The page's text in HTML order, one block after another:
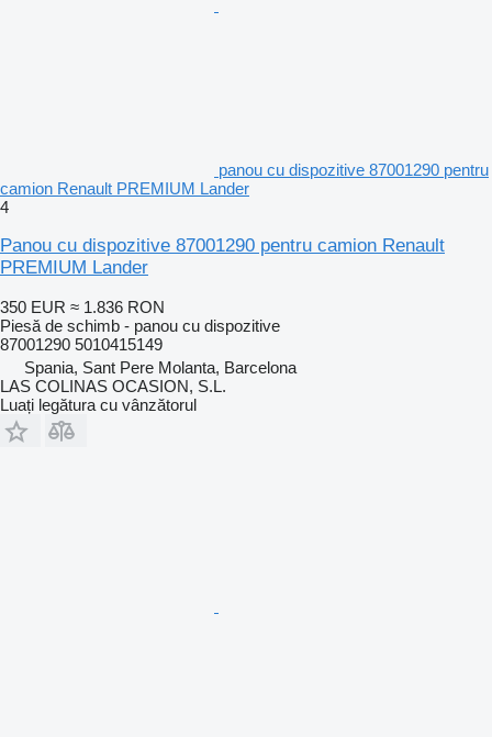
panou cu dispozitive 87001290 pentru
camion Renault PREMIUM Lander
4
Panou cu dispozitive 87001290 pentru camion Renault
PREMIUM Lander
350 EUR ≈ 1.836 RON
Piesă de schimb - panou cu dispozitive
87001290 5010415149
Spania, Sant Pere Molanta, Barcelona
LAS COLINAS OCASION, S.L.
Luați legătura cu vânzătorul